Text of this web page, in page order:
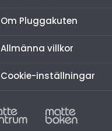
Om Pluggakuten
Allmänna villkor
Cookie-inställningar